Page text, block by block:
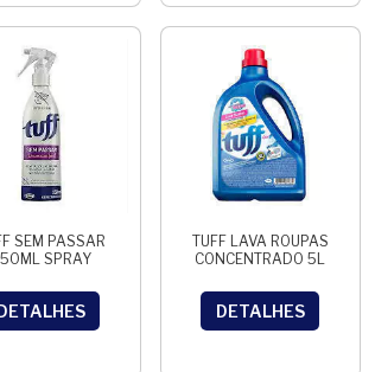
SEM PASSAR
SPRAY
TUFF LAVA ROUPAS
CONCENTRADO 5L
DETALHES